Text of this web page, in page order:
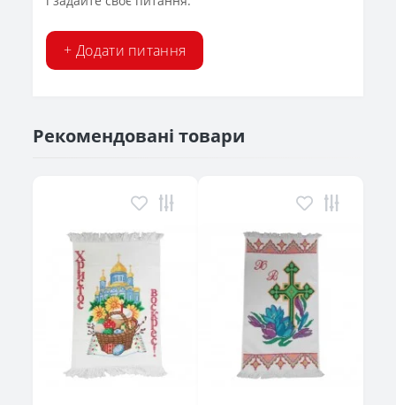
+ Додати питання
Рекомендовані товари